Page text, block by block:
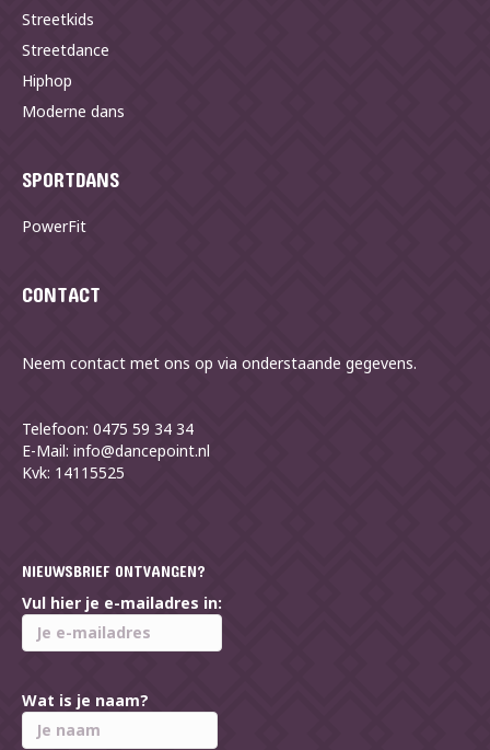
Streetkids
Streetdance
Hiphop
Moderne dans
SPORTDANS
PowerFit
CONTACT
Neem contact met ons op via onderstaande gegevens.
Telefoon: 0475 59 34 34
E-Mail: info@dancepoint.nl
Kvk: 14115525
NIEUWSBRIEF ONTVANGEN?
Vul hier je e-mailadres in:
Wat is je naam?